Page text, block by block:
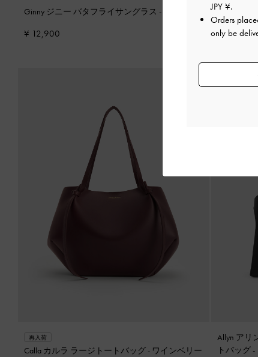
Ginny ジニー バタフライサングラス -
¥ 12,900
再入荷
Lando ラ
ォームロ
再入荷
Calla カルラ ラージトートバッグ - ワインベリー
Allyn アリ
トバッグ -
JPY ¥.
Orders
only be